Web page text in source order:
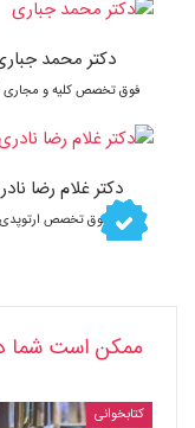
دکتر محمد
فوق تخصص کلیه و مجاری
دکتر غلام رضا
فوق تخصص ارتوپدی
ممکن است شما
کتابخوانی